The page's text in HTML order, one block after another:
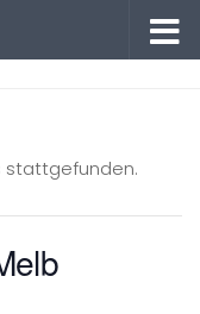
stattgefunden.